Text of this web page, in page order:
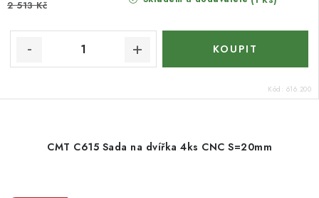
2 513 Kč
Kód: 616.200
CMT C615 Sada na dvířka 4ks CNC S=20mm